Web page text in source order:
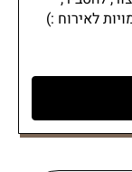
לאירוח :)